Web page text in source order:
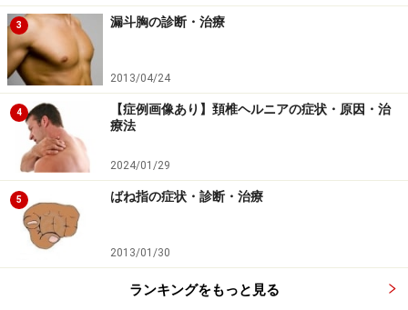
ボルタレン……1錠15.3円で1日3回食後に服用。副作
用は胃部不快感、浮腫、発疹、ショック、消化管潰
瘍、再生不良性貧血、皮膚粘膜 眼症候群、急性 腎不
全、ネフローゼ、重症喘息発作（アスピリン喘
息）、間質性肺炎、うっ血性心不全、心筋梗塞、無
菌性髄膜炎、肝障害、ライ症候群など重症な脳障
害、横紋 筋融解症、脳血管障害胃炎。
ロキソニン……1錠22.3円で1日3回食後に服用。副作
用はボルタレンと同様です。
どちらの薬でも胃潰瘍を合併することがありますので、
胃薬、抗潰瘍薬などと一緒に処方されます。
3 漏斗胸の診断・治療
2013/04/24
4
【症例画像あり】頚椎ヘルニアの症状・原因・治
療法
2024/01/29
5 ばね指の症状・診断・治療
2013/01/30
ランキングをもっと見る